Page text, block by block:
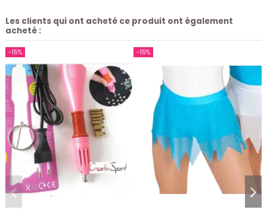
Les clients qui ont acheté ce produit ont également
acheté :
-15% -15%